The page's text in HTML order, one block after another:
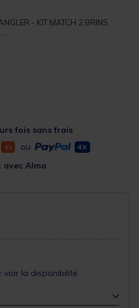
Rating
- KIT MATCH 2 BRINS
fois sans frais
ou
avec Alma
voir la disponibilité